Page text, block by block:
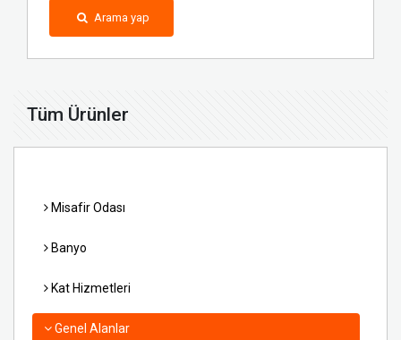
Tüm Ürünler
Misafir Odası
Banyo
Kat Hizmetleri
Genel Alanlar
Arama yap